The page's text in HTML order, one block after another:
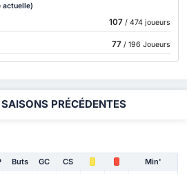
actuelle)
107/ 474 joueurs
77/ 196 Joueurs
PRÉCÉDENTES
Buts GC CS Min'